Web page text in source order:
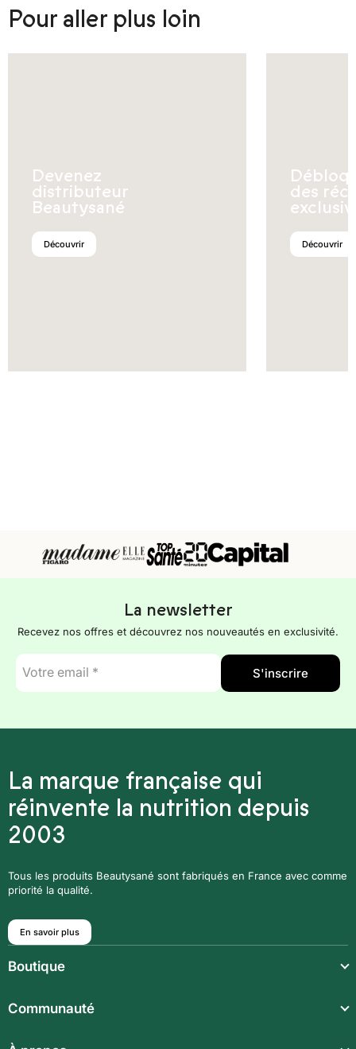
Pour aller plus loin
Devenez
distributeur
Beautysané
Découvrir
des
Découvrir
La newsletter
Recevez nos offres et découvrez nos nouveautés en exclusivité.
E-
mail
*
S'inscrire
La marque française qui
réinvente la nutrition depuis
2003
Tous les produits Beautysané sont fabriqués en France avec comme
priorité la qualité.
En savoir plus
Boutique
Communauté
Communauté